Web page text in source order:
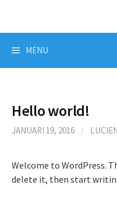
content
MENU
Hello world!
JANUARI 19, 2016 /
Welcome to WordPress.
delete it, then start